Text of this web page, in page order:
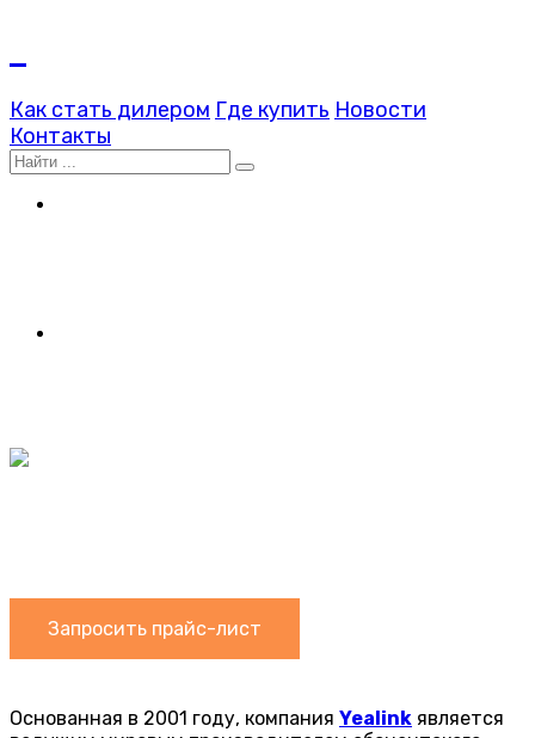
Как стать дилером Где купить Новости
Контакты
Запросить прайс-лист
Основанная в 2001 году, компания Yealink является